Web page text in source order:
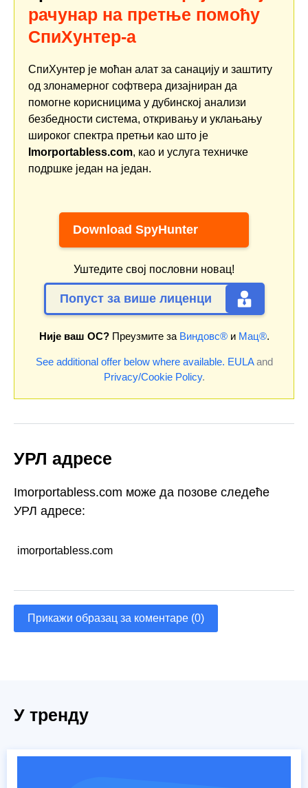
рачунар на претње помоћу
СпиХунтер-а
СпиХунтер је моћан алат за санацију и заштиту
од злонамерног софтвера дизајниран да
помогне корисницима у дубинској анализи
безбедности система, откривању и уклањању
широког спектра претњи као што је
Imorportabless.com, као и услуга техничке
подршке један на један.
Download SpyHunter
Уштедите свој пословни новац!
Попуст за више лиценци
Није ваш ОС?Преузмите за Виндовс®и Мац®.
See additional offer below where available. EULAand
Privacy/Cookie Policy.
УРЛ адресе
Imorportabless.com може да позове следеће
УРЛ адресе:
imorportabless.com
Прикажи образац за коментаре (0)
У тренду